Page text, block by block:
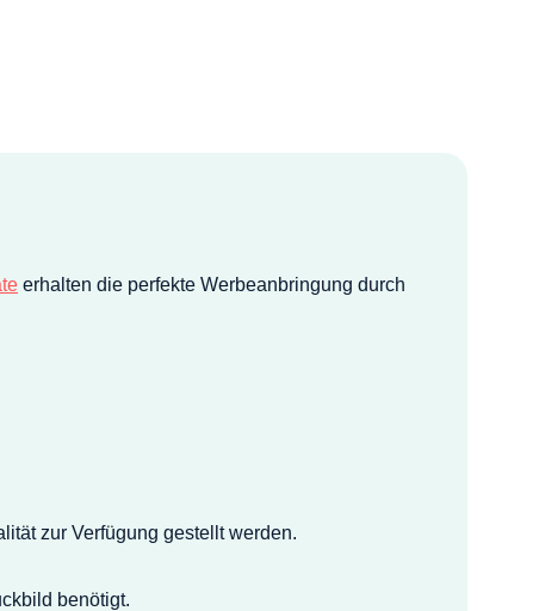
erhalten die perfekte Werbeanbringung durch
zur Verfügung gestellt werden.
benötigt.